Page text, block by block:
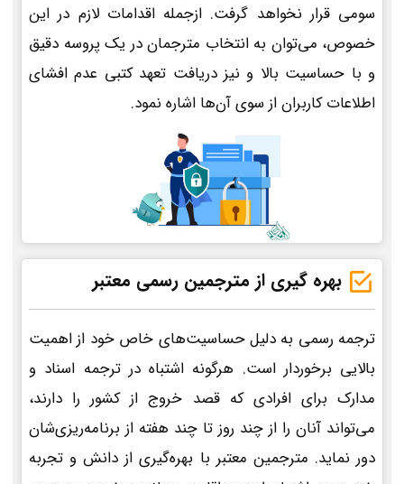
سومی قرار نخواهد گرفت. ازجمله اقدامات لازم در این
خصوص، می‌توان به انتخاب مترجمان در یک پروسه دقیق
و با حساسیت بالا و نیز دریافت تعهد کتبی عدم افشای
اطلاعات کاربران از سوی آن‌ها اشاره نمود.
بهره گیری از مترجمین رسمی معتبر
ترجمه رسمی به دلیل حساسیت‌های خاص خود از اهمیت
بالایی برخوردار است. هرگونه اشتباه در ترجمه اسناد و
مدارک برای افرادی که قصد خروج از کشور را دارند،
می‌تواند آنان را از چند روز تا چند هفته از برنامه‌ریزی‌شان
دور نماید. مترجمین معتبر با بهره‌گیری از دانش و تجربه